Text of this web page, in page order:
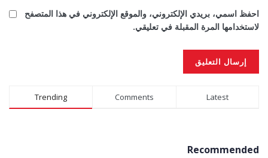
احفظ اسمي، بريدي الإلكتروني، والموقع الإلكتروني في هذا المتصفح
لاستخدامها المرة المقبلة في تعليقي.
Trending Comments Latest
Recommended